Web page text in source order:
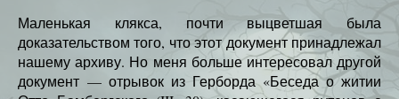
Маленькая клякса, почти выцветшая была
доказательством того, что этот документ принадлежал
нашему архиву. Но меня больше интересовал другой
документ — отрывок из Герборда «Беседа о житии